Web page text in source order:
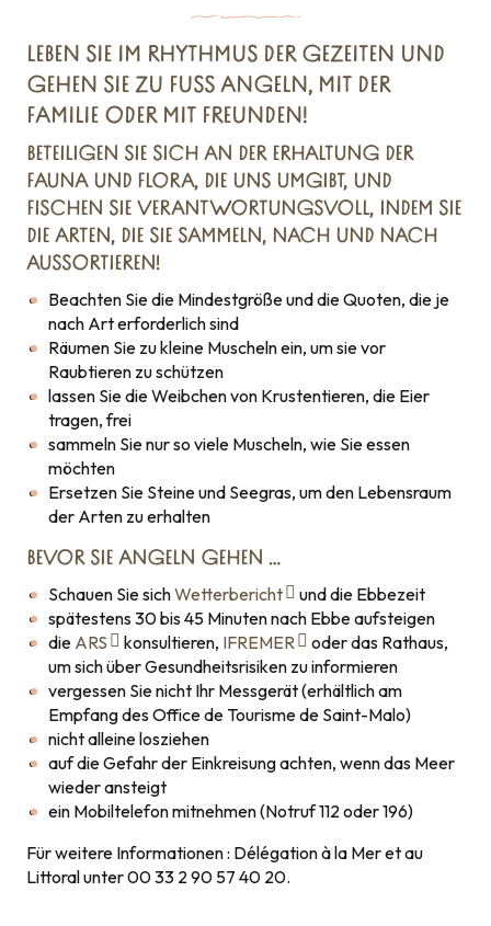
LEBEN SIE IM RHYTHMUS DER GEZEITEN UND
GEHEN SIE ZU FUSS ANGELN, MIT DER F
AMILIE ODER MIT FREUNDEN!
BETEILIGEN SIE SICH AN DER ERHALTUNG DER
FAUNA UND FLORA, DIE UNS UMGIBT, UND
FISCHEN SIE VERANTWORTUNGSVOLL, INDEM SIE
DIE ARTEN, DIE SIE SAMMELN, NACH UND NACH
AUSSORTIEREN!
Beachten Sie die Mindestgröße und die Quoten, die je
nach Art erforderlich sind
Räumen Sie zu kleine Muscheln ein, um sie vor
Raubtieren zu schützen
lassen Sie die Weibchen von Krustentieren, die Eier
tragen, frei
sammeln Sie nur so viele Muscheln, wie Sie essen
möchten
Ersetzen Sie Steine und Seegras, um den Lebensraum
der Arten zu erhalten
BEVOR SIE ANGELN GEHEN …
Schauen Sie sichWetterbericht
und die Ebbezeit
spätestens 30 bis 45 Minuten nach Ebbe aufsteigen
die ARS konsultieren, IFREMER
oder das Rathaus,
um sich über Gesundheitsrisiken zu informieren
vergessen Sie nicht Ihr Messgerät (erhältlich am
Empfang des Office de Tourisme de Saint-Malo)
nicht alleine losziehen
auf die Gefahr der Einkreisung achten, wenn das Meer
wieder ansteigt
ein Mobiltelefon mitnehmen (Notruf 112 oder 196)
Für weitere Informationen : Délégation à la Mer et au
Littoral unter 00 33 2 90 57 40 20.